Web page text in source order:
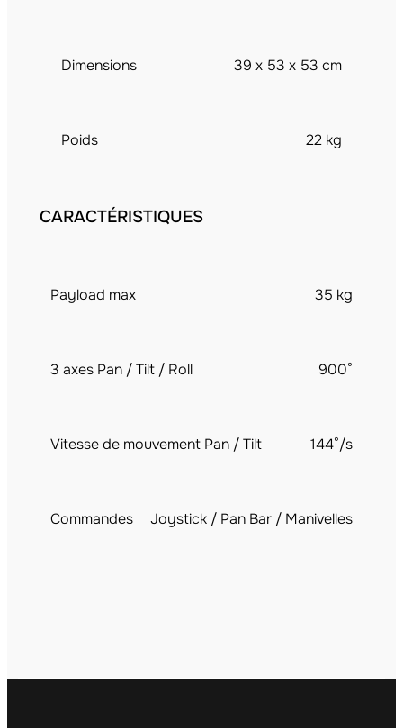
Dimensions 39 x 53 x 53 cm
Poids 22 kg
CARACTÉRISTIQUES
Payload max 35 kg
3 axes Pan / Tilt / Roll 900°
Vitesse de mouvement Pan / Tilt 144°/s
Commandes Joystick / Pan Bar / Manivelles